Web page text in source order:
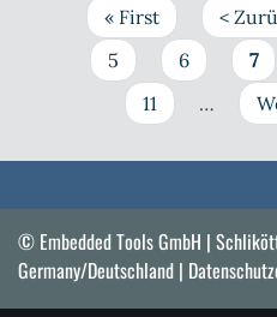
Seitennummerierung
Erste
Seite
« First
Seite
<
Seite
5 Seite
6 7
Seite
11 …
© Embedded Tools GmbH |
Germany/Deutschland |